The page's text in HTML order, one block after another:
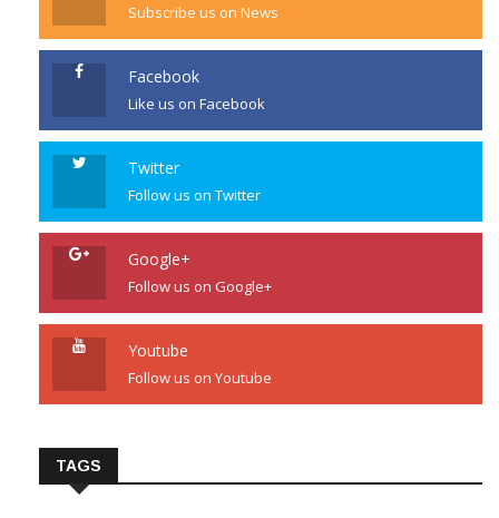
Subscribe us on News
Facebook
Like us on Facebook
Twitter
Follow us on Twitter
Google+
Follow us on Google+
Youtube
Follow us on Youtube
TAGS